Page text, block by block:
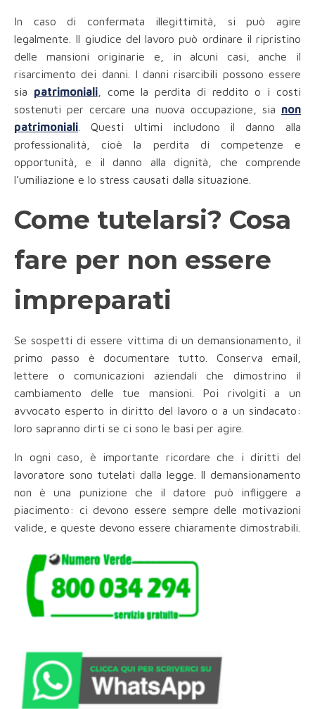
In caso di confermata illegittimità, si può agire
legalmente. Il giudice del lavoro può ordinare il ripristino
delle mansioni originarie e, in alcuni casi, anche il
risarcimento dei danni. I danni risarcibili possono essere
sia patrimoniali, come la perdita di reddito o i costi
sostenuti per cercare una nuova occupazione, sia non
patrimoniali . Questi ultimi includono il danno alla
professionalità, cioè la perdita di competenze e
opportunità, e il danno alla dignità, che comprende
l’umiliazione e lo stress causati dalla situazione.
Come tutelarsi? Cosa
fare per non essere
impreparati
Se sospetti di essere vittima di un demansionamento, il
primo passo è documentare tutto. Conserva email,
lettere o comunicazioni aziendali che dimostrino il
cambiamento delle tue mansioni. Poi rivolgiti a un
avvocato esperto in diritto del lavoro o a un sindacato:
loro sapranno dirti se ci sono le basi per agire.
In ogni caso, è importante ricordare che i diritti del
lavoratore sono tutelati dalla legge. Il demansionamento
non è una punizione che il datore può infliggere a
piacimento: ci devono essere sempre delle motivazioni
valide, e queste devono essere chiaramente dimostrabili.